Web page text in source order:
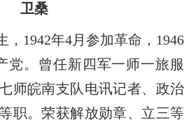
卫桑
， 1942年4月参加革命， 1946
党。曾任新四军一师一旅服
师皖南支队电讯记者、政治
职。荣获解放勋章、立三等